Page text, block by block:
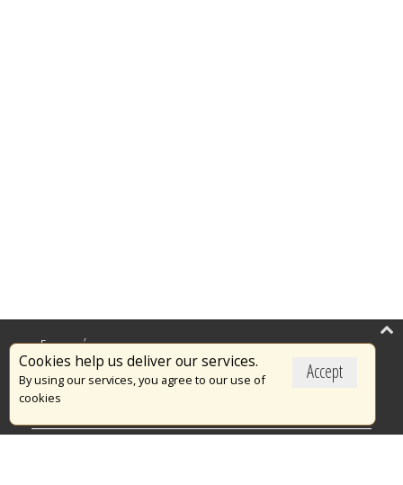
Accept
Cookies help us deliver our services.
By using our services, you agree to our use of
cookies
Επικαιρότητα
Το Πυροσβεστικό Σώμα